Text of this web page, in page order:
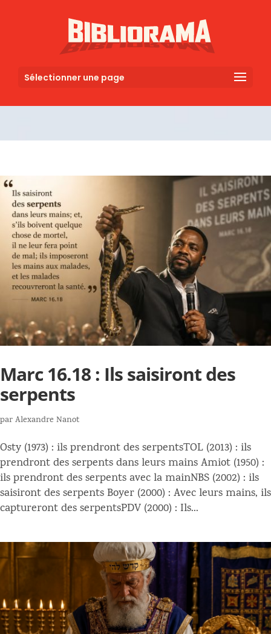
Sélectionner une page
Marc 16.18 : Ils saisiront des
serpents
parAlexandre Nanot
Osty (1973) : ils prendront des serpentsTOL (2013) : ils
prendront des serpents dans leurs mains Amiot (1950) :
ils prendront des serpents avec la mainNBS (2002) : ils
saisiront des serpents Boyer (2000) : Avec leurs mains, ils
captureront des serpentsPDV (2000) : Ils...